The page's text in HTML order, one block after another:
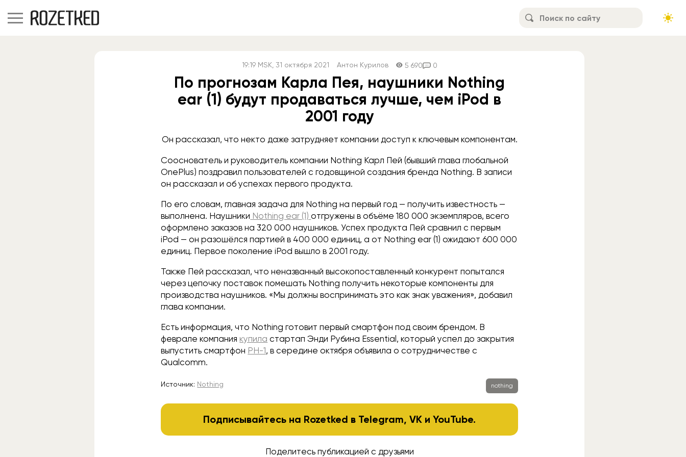
19:19 MSK, 31 октября 2021 Антон Курилов 5 690 0
По прогнозам Карла Пея, наушники Nothing
ear (1) будут продаваться лучше, чем iPod в
2001 году
Он рассказал, что некто даже затрудняет компании доступ к ключевым компонентам.
Сооснователь и руководитель компании Nothing Карл Пей (бывший глава глобальной
OnePlus) поздравил пользователей с годовщиной создания бренда Nothing. В записи
он рассказал и об успехах первого продукта.
По его словам, главная задача для Nothing на первый год — получить известность —
выполнена. Наушники Nothing ear (1)отгружены в объёме 180 000 экземпляров, всего
оформлено заказов на 320 000 наушников. Успех продукта Пей сравнил с первым
iPod — он разошёлся партией в 400 000 единиц, а от Nothing ear (1) ожидают 600 000
единиц. Первое поколение iPod вышло в 2001 году.
Также Пей рассказал, что неназванный высокопоставленный конкурент попытался
через цепочку поставок помешать Nothing получить некоторые компоненты для
производства наушников. «Мы должны воспринимать это как знак уважения», добавил
глава компании.
Есть информация, что Nothing готовит первый смартфон под своим брендом. В
феврале компания купила стартап Энди Рубина Essential, который успел до закрытия
выпустить смартфон PH-1, в середине октября объявила о сотрудничестве с
Qualcomm.
Источник: Nothing nothing
Подписывайтесь на Rozetked в Telegram,VK иYouTube.
Поделитесь публикацией с друзьями